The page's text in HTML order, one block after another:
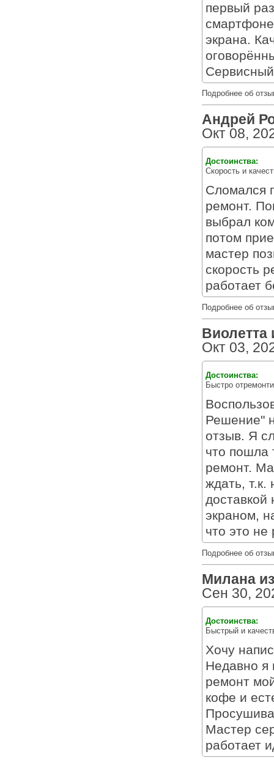
первый
экрана.
Подробнее об
Андрей
Окт 08,
Достоинства:
Скорость и
Сломался
ремонт.
выбрал
потом
мастер
скорость
работает
Подробнее об
Виолетта
Окт 03,
Достоинства:
Быстро
Решение"
отзыв. Я
что пошла
ремонт.
ждать,
экраном,
что это не
Подробнее об
Милана из
Сен 30,
Достоинства:
Быстрый и
Хочу
Недавно я
ремонт
кофе и
Мастер
работает